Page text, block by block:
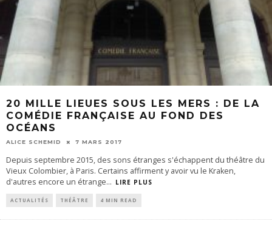
20 MILLE LIEUES SOUS LES MERS : DE LA
COMÉDIE FRANÇAISE AU FOND DES
OCÉANS
ALICE SCHEMID 7 MARS 2017
Depuis septembre 2015, des sons étranges s'échappent du théâtre du
Vieux Colombier, à Paris. Certains affirment y avoir vu le Kraken,
d'autres encore un étrange... LIRE PLUS
ACTUALITÉS THÉÂTRE 4 MIN READ